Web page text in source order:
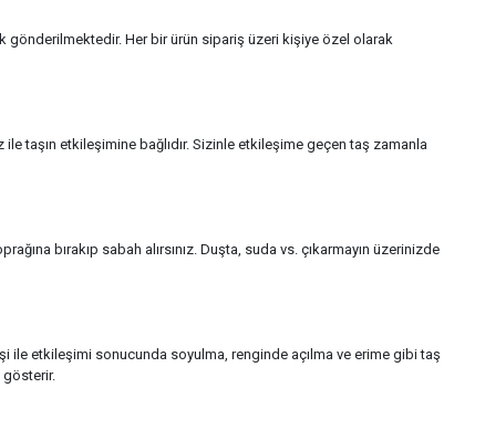
gönderilmektedir. Her bir ürün sipariş üzeri kişiye özel olarak
taşın etkileşimine bağlıdır. Sizinle etkileşime geçen taş zamanla
bırakıp sabah alırsınız. Duşta, suda vs. çıkarmayın üzerinizde
ile etkileşimi sonucunda soyulma, renginde açılma ve erime gibi taş
gösterir.